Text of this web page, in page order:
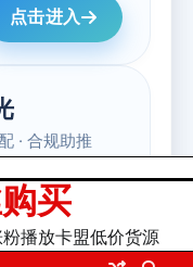
买
播放卡盟低价货源